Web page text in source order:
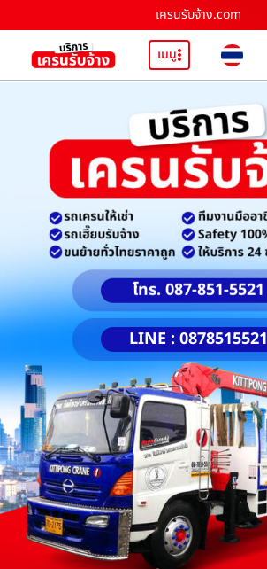
เครนรับจ้าง.com
เมนู
โทร. 087-851-5521
LINE : 0878515521